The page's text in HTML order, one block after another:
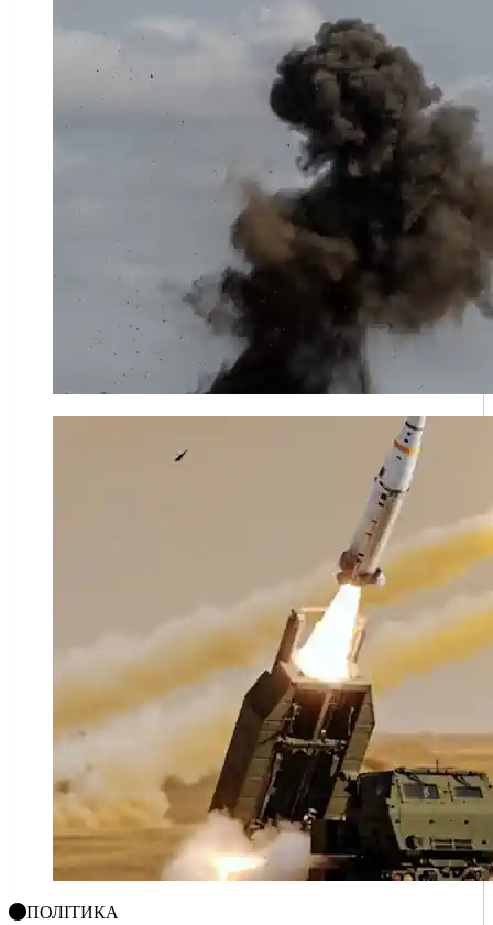
ПОЛІТИКА